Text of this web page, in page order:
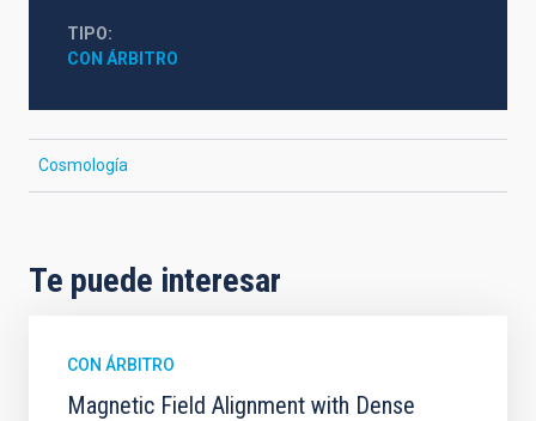
TIPO
CON ÁRBITRO
Cosmología
Te puede interesar
CON ÁRBITRO
Magnetic Field Alignment with Dense